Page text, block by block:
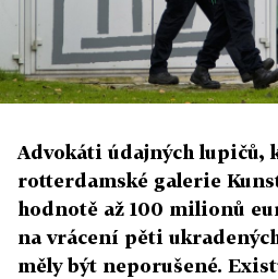
Advokáti údajných lupičů,
rotterdamské galerie
hodnotě až 100 milionů
na vrácení pěti
měly být neporušené.